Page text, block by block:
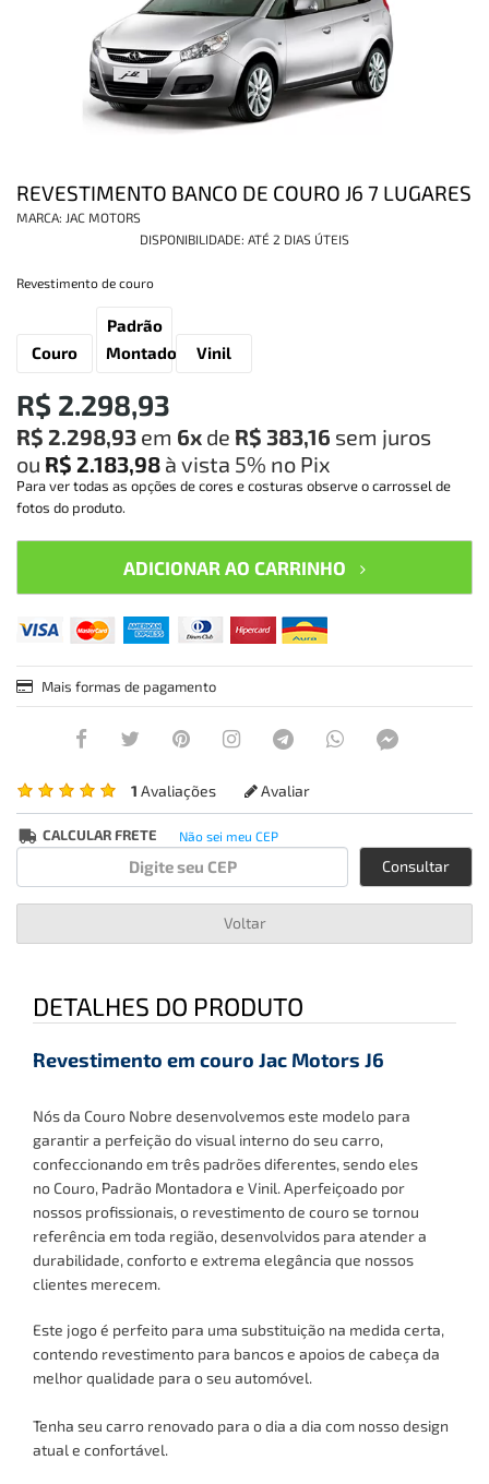
INFORMAÇÕES
REVESTIMENTO BANCO DE COURO J6 7 LUGARES
MARCA: JAC MOTORS
DISPONIBILIDADE: ATÉ 2 DIAS ÚTEIS
Revestimento de couro
Couro
Padrão
Montadora
Vinil
R$ 2.298,93
R$ 2.298,93 em 6x de R$ 383,16 sem juros
ou R$ 2.183,98 à vista 5% no Pix
Para ver todas as opções de cores e costuras observe o carrossel de
fotos do produto.
ADICIONAR AO CARRINHO
Mais formas de pagamento
1 Avaliações Avaliar
CALCULAR FRETE Não sei meu CEP
Consultar
Voltar
DETALHES DO PRODUTO
Revestimento em couro Jac Motors J6
Nós da Couro Nobre desenvolvemos este modelo para
garantir a perfeição do visual interno do seu carro,
confeccionando em três padrões diferentes, sendo eles
no Couro, Padrão Montadora e Vinil. Aperfeiçoado por
nossos profissionais, o revestimento de couro se tornou
referência em toda região, desenvolvidos para atender a
durabilidade, conforto e extrema elegância que nossos
clientes merecem.
Este jogo é perfeito para uma substituição na medida certa,
contendo revestimento para bancose apoios de cabeça da
melhor qualidade para o seu automóvel.
Tenha seu carro renovado para o dia a dia com nosso design
atual e confortável.